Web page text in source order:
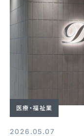
医療・福祉業
2026.05.07